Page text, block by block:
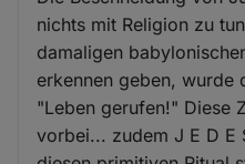
nichts mit Religion zu
damaligen
erkennen geben, wurde
"Leben gerufen!" Diese
vorbei... zudem J E D E